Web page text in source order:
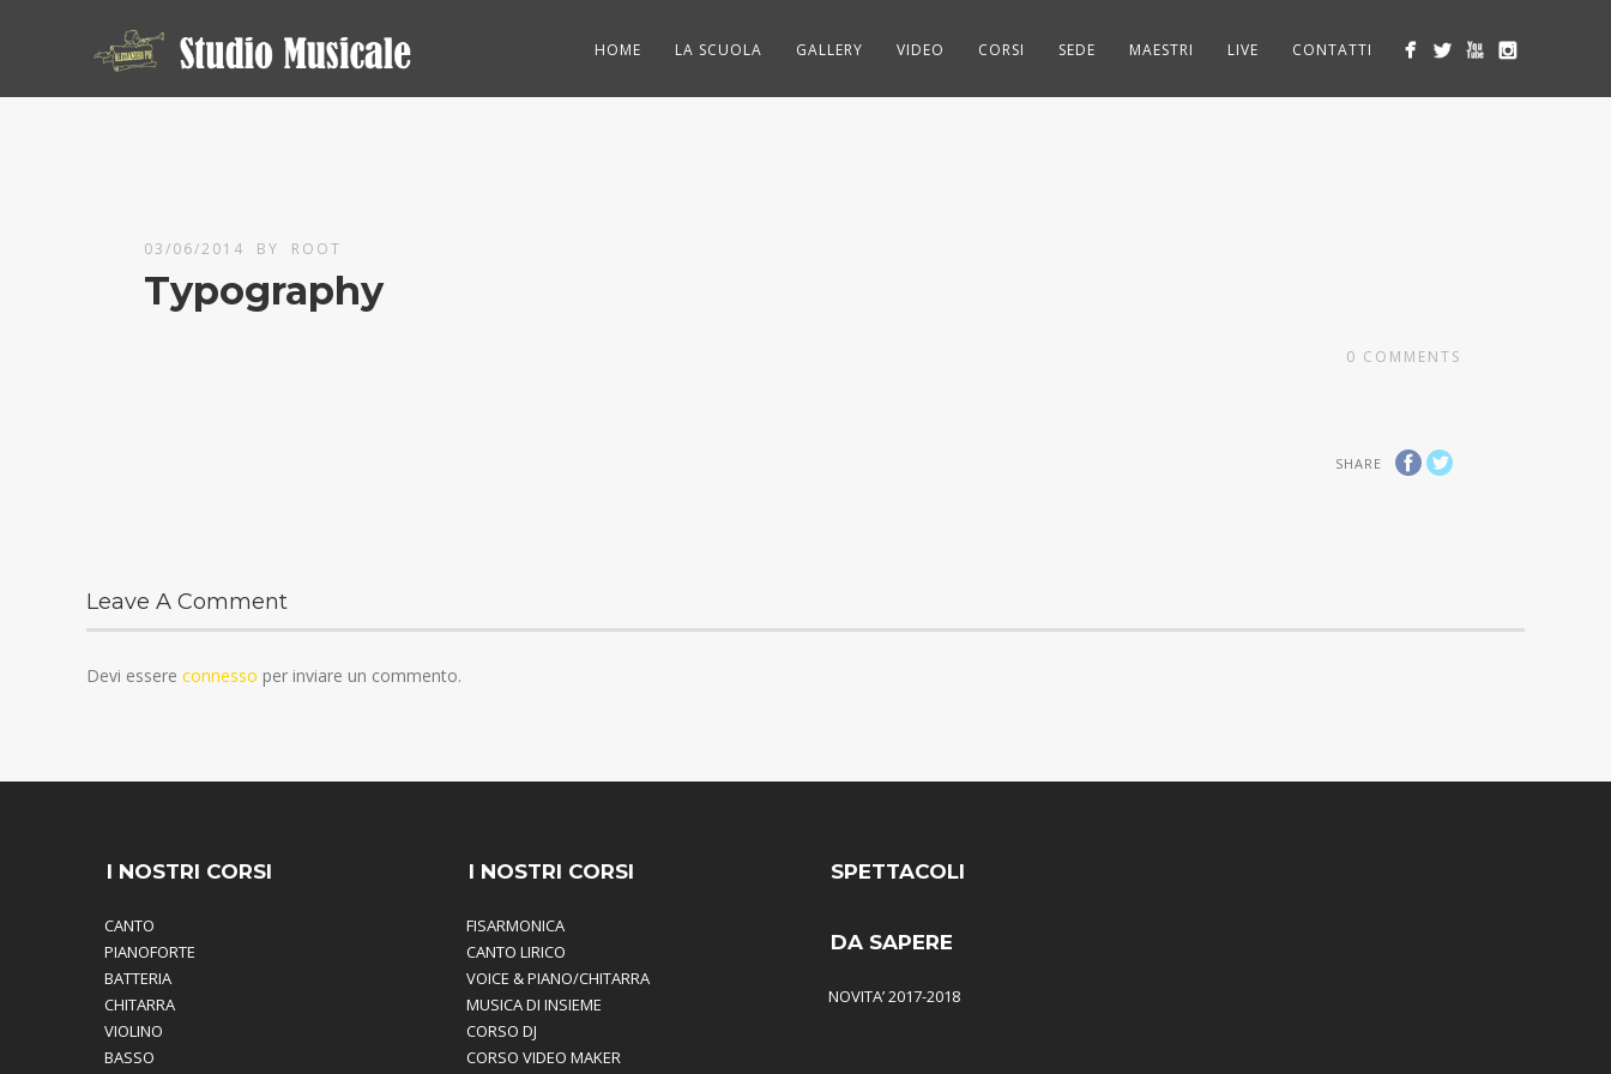
HOME LA SCUOLA GALLERY VIDEO CORSI SEDE MAESTRI LIVE CONTATTI
03/06/2014 BY ROOT
Typography
0 COMMENTS
SHARE
Leave A Comment
Devi essere connesso per inviare un commento.
I NOSTRI CORSI
CANTO
PIANOFORTE
BATTERIA
CHITARRA
VIOLINO
BASSO
I NOSTRI CORSI
FISARMONICA
CANTO LIRICO
VOICE & PIANO/CHITARRA
MUSICA DI INSIEME
CORSO DJ
CORSO VIDEO MAKER
SPETTACOLI
DA SAPERE
NOVITA’ 2017-2018